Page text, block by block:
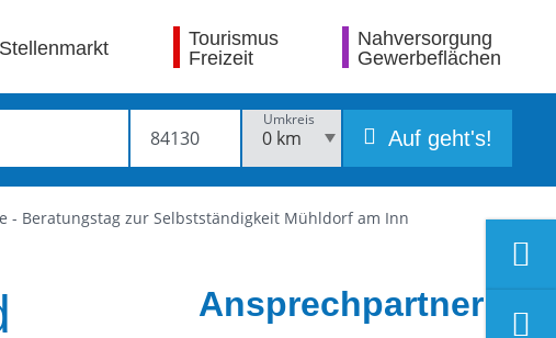
Stellenmarkt
Tourismus
Freizeit
Nahversorgung
Gewerbeflächen
Umkreis
Auf geht's!
- Beratungstag zur Selbstständigkeit Mühldorf am Inn
Ansprechpartner